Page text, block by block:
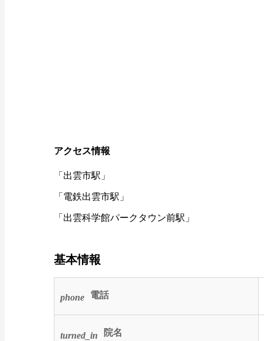
アクセス情報
「出雲市駅」
「電鉄出雲市駅」
「出雲科学館パークタウン前駅」
基本情報
phone 電話
turned_in 院名